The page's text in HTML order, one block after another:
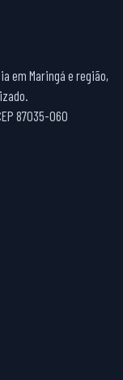
em Maringá e região,
87035-060